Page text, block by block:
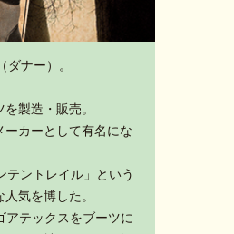
ナー）。
製造・販売。
カーとして有名にな
テントレイル」という
気を博した。
アテックスをブーツに